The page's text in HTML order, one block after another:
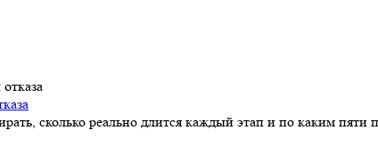
сколько реально длится каждый этап и по каким пяти